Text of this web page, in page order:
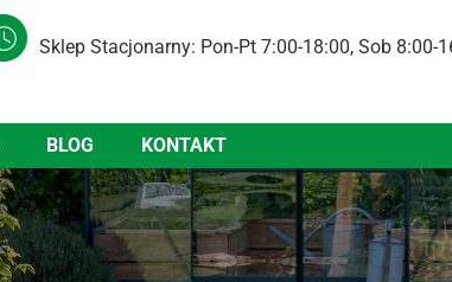
Sklep Stacjonarny: Pon-Pt 7:00-18:00, Sob 8:00-
BLOG KONTAKT